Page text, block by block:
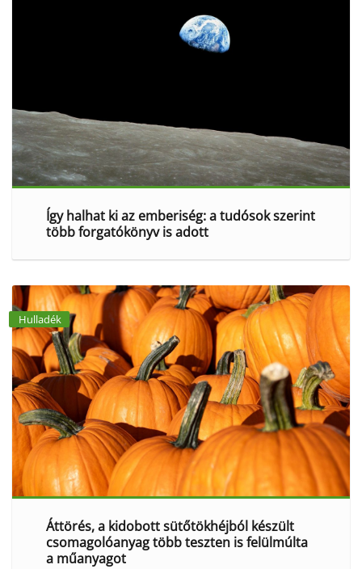
Így halhat ki az emberiség: a tudósok szerint
több forgatókönyv is adott
Hulladék
Áttörés, a kidobott sütőtökhéjból készült
csomagolóanyag több teszten is felülmúlta
a műanyagot